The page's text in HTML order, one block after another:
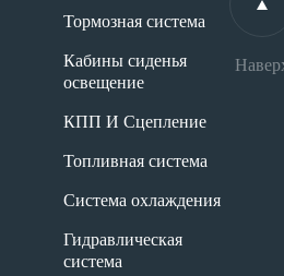
Тормозная система
Кабины сиденья
освещение
КПП И Сцепление
Топливная система
Система охлаждения
Гидравлическая
система